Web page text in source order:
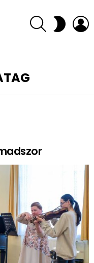
SEARCH SWITCH
SKIN